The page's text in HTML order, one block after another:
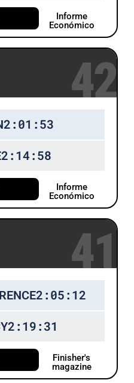
Informe
Económico
42
2:01:53
2:14:58
Informe
Económico
41
2:05:12
2:19:31
Finisher's
magazine